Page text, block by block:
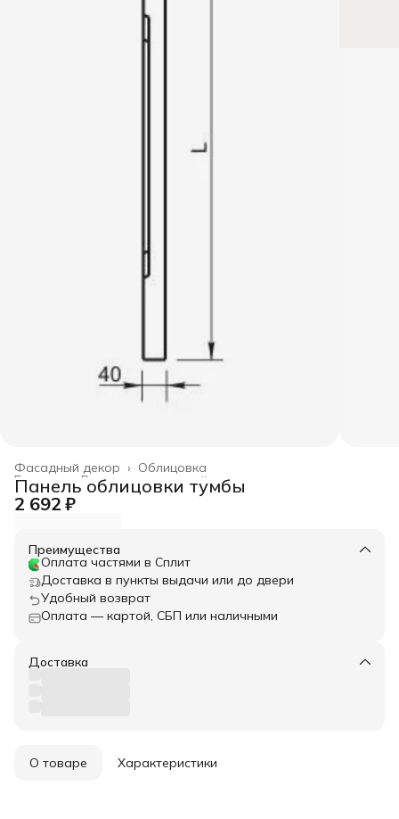
Облицовка
Фасадный декор ›
Весь архитектурный декор
Главная ›
Панель облицовки тумбы
2 692 ₽
Преимущества
Оплата частями в Сплит
Доставка в пункты выдачи или до двери
Удобный возврат
Оплата — картой, СБП или наличными
Доставка
О товаре Характеристики